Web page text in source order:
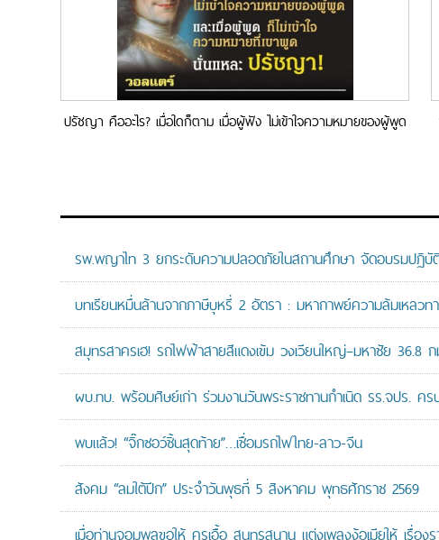
ปรัชญา คืออะไร? เมื่อใดก็ตาม เมื่อผู้ฟัง ไม่เข้าใจความหมายของผู้พูด
รพ.พญาไท 3 ยกระดับความปลอดภัยในสถานศึกษา จัดอบรมปฏิบั
บทเรียนหมื่นล้านจากภาษีบุหรี่ 2 อัตรา : มหากาพย์ความล้มเหลวท
สมุทรสาครเฮ! รถไฟฟ้าสายสีแดงเข้ม วงเวียนใหญ่–มหาชัย
ผบ.ทบ. พร้อมศิษย์เก่า ร่วมงานวันพระราชทานกำเนิด รร.จปร.
พบแล้ว! “จิ๊กซอว์ชิ้นสุดท้าย”…เชื่อมรถไฟไทย-ลาว-จีน
สังคม “ลมใต้ปีก” ประจำวันพุธที่ 5 สิงหาคม พุทธศักราช 2569
เมื่อท่านจอมพลขอให้ ครูเอื้อ สุนทรสนาน แต่งเพลงง้อเมียให้ เรื่องร